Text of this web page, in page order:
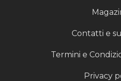
Contatti e
Termini e
Privacy